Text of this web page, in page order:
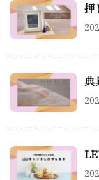
押
典